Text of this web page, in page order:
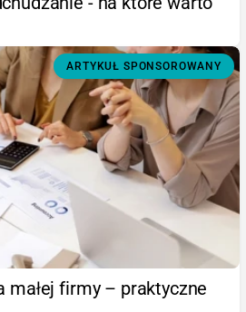
ARTYKUŁ SPONSOROWANY
małej firmy – praktyczne